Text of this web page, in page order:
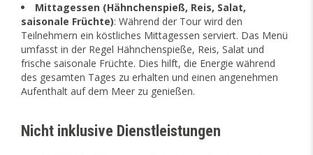
Mittagessen (Hähnchenspieß, Reis, Salat,
saisonale Früchte): Während der Tour wird den
Teilnehmern ein köstliches Mittagessen serviert. Das Menü
umfasst in der Regel Hähnchenspieße, Reis, Salat und
frische saisonale Früchte. Dies hilft, die Energie während
des gesamten Tages zu erhalten und einen angenehmen
Aufenthalt auf dem Meer zu genießen.
Nicht inklusive Dienstleistungen